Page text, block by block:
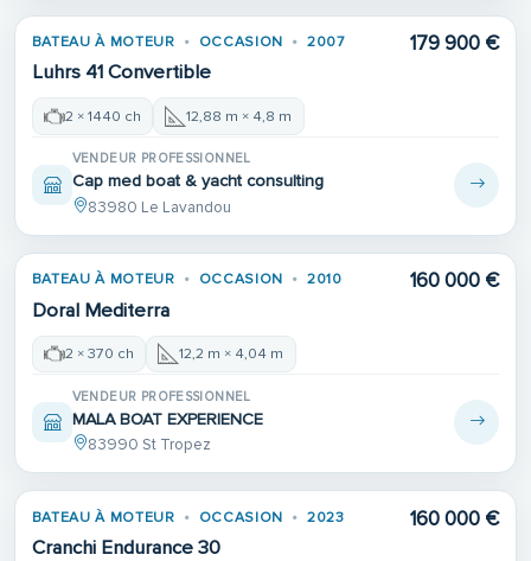
BATEAU À MOTEUR OCCASION 2007
Luhrs 41 Convertible
179 900 €
2 × 1440 ch 12,88 m × 4,8 m
VENDEUR PROFESSIONNEL
Cap med boat & yacht consulting
83980 Le Lavandou
BATEAU À MOTEUR OCCASION 2010
Doral Mediterra
160 000 €
2 × 370 ch 12,2 m × 4,04 m
VENDEUR PROFESSIONNEL
MALA BOAT EXPERIENCE
83990 St Tropez
BATEAU À MOTEUR OCCASION 2023
Cranchi Endurance 30
160 000 €